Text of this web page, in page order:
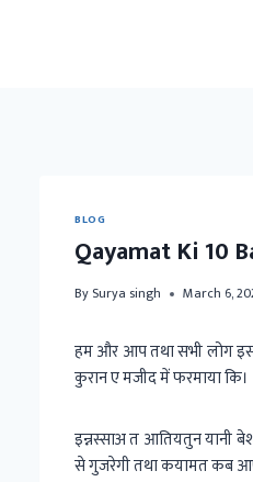
BLOG
Qayamat Ki 10
By Surya singh March 6,
हम और आप तथा सभी लोग
कुरान ए मजीद में फरमाया कि।
इन्नस्साअ त आतियतुन
से गुजरेगी तथा कयामत कब